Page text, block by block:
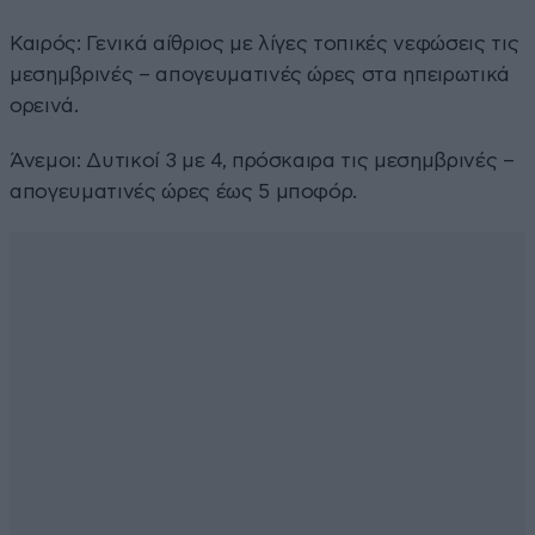
Καιρός: Γενικά αίθριος με λίγες τοπικές νεφώσεις τις
μεσημβρινές – απογευματινές ώρες στα ηπειρωτικά
ορεινά.
Άνεμοι: Δυτικοί 3 με 4, πρόσκαιρα τις μεσημβρινές –
απογευματινές ώρες έως 5 μποφόρ.